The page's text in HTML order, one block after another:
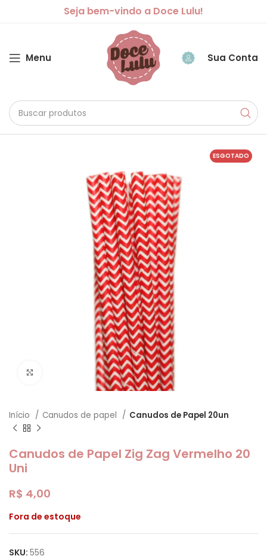
Seja bem-vindo a Doce Lulu!
Menu Sua Conta
ESGOTADO
Clique para ampliar
Início Canudos de papel Canudos de Papel 20un
Canudos de Papel Zig Zag Vermelho 20
Uni
R$ 4,00
Fora de estoque
SKU: 556